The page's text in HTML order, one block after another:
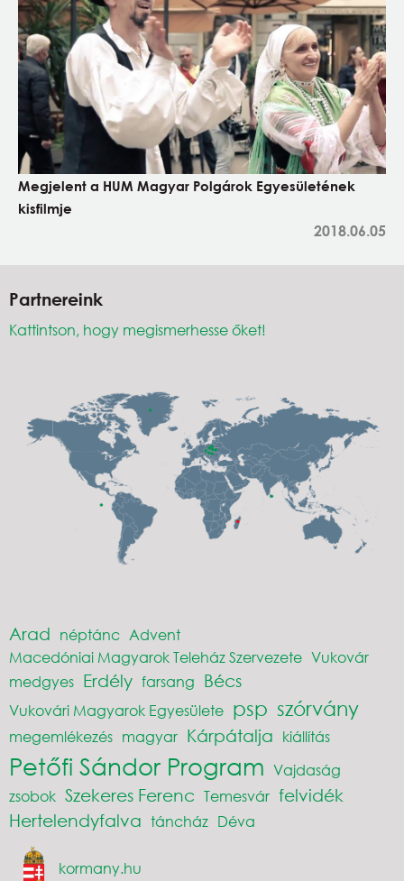
Megjelent a HUM Magyar Polgárok Egyesületének
kisfilmje
2018.06.05
Partnereink
Kattintson, hogy megismerhesse őket!
Arad néptánc Advent
Macedóniai Magyarok Teleház Szervezete Vukovár
medgyes Erdély farsang Bécs
Vukovári Magyarok Egyesülete psp szórvány
megemlékezés magyar Kárpátalja kiállítás
Petőfi Sándor Program Vajdaság
zsobok Szekeres Ferenc Temesvár felvidék
Hertelendyfalva táncház Déva
kormany.hu